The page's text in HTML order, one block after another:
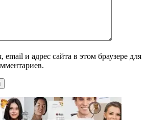
и адрес сайта в этом браузере для